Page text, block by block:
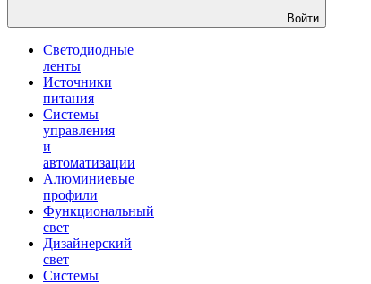
Войти
Светодиодные
ленты
Источники
питания
Системы
управления
и
автоматизации
Алюминиевые
профили
Функциональный
свет
Дизайнерский
свет
Системы